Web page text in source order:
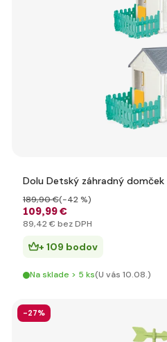
Dolu Detský záhradný
109,99 €
189,90 €(-42 %)
89,42 € bez DPH
+ 109 bodov
Na sklade > 5 ks(U vás 10.08.)
-27%